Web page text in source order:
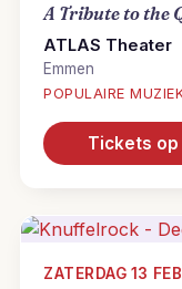
A Tribute to the
ATLAS Theater
Emmen
POPULAIRE
Tickets
ZATERDAG 13